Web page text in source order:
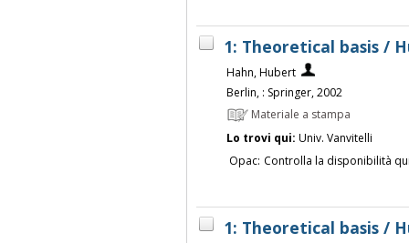
1: Theoretical basis /
Hahn, Hubert
Berlin, : Springer, 2002
Materiale a stampa
Lo trovi qui: Univ. Vanvitelli
Opac: Controlla la disponibilità
1: Theoretical basis /